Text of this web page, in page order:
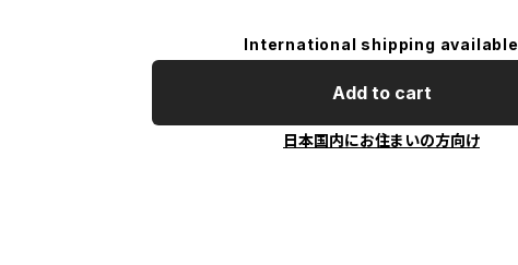
International shipping available
Add to cart
日本国内にお住まいの方向け